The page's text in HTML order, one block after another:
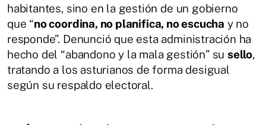
habitantes, sino en la gestión de un gobierno
que “no coordina, no planifica, no escucha y no
responde”. Denunció que esta administración ha
hecho del “abandono y la mala gestión” susello,
tratando a los asturianos de forma desigual
según su respaldo electoral.